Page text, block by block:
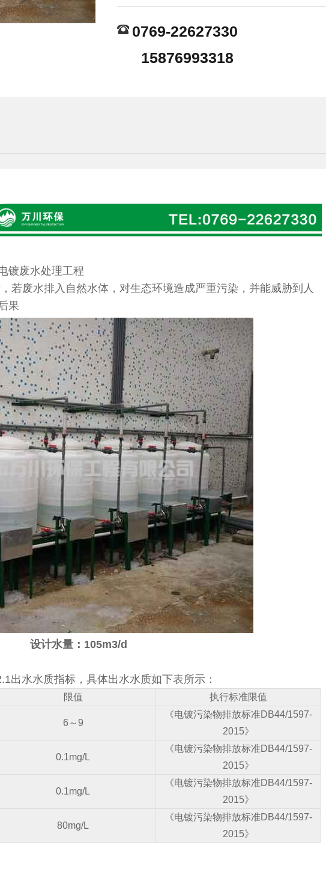
0769-22627330
15876993318
镀废水处理工程
若废水排入自然水体，对生态环境造成严重污染，并能威胁到人
果
设计水量：105m3/d
水水质指标，具体出水水质如下表所示：
限值 执行标准限值
6～9
《电镀污染物排放标准DB44/1597-
2015》
0.1mg/L
《电镀污染物排放标准DB44/1597-
2015》
0.1mg/L
《电镀污染物排放标准DB44/1597-
2015》
80mg/L
《电镀污染物排放标准DB44/1597-
2015》